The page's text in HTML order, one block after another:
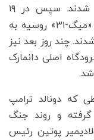
شدند. سپس در ۱۹
سپتامبر(28 شهریور)، سه فروند جنگنده «میگ-۳۱» روسیه به
شدند. چند روز بعد نیز
اصلی دانمارک
شد.
که دونالد ترامپ
گرفته و روند جنگ
پوتین رئیس